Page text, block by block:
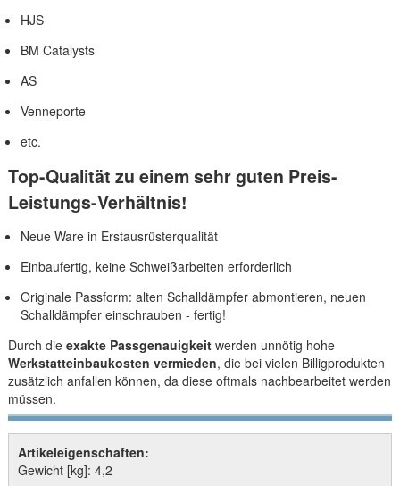
HJS
BM Catalysts
AS
Venneporte
etc.
Top-Qualität zu einem sehr guten Preis-
Leistungs-Verhältnis!
Neue Ware in Erstausrüsterqualität
Einbaufertig, keine Schweißarbeiten erforderlich
Originale Passform: alten Schalldämpfer abmontieren, neuen
Schalldämpfer einschrauben - fertig!
Durch die exakte Passgenauigkeitwerden unnötig hohe
Werkstatteinbaukosten vermieden, die bei vielen Billigprodukten
zusätzlich anfallen können, da diese oftmals nachbearbeitet werden
müssen.
Artikeleigenschaften:
Gewicht [kg]: 4,2